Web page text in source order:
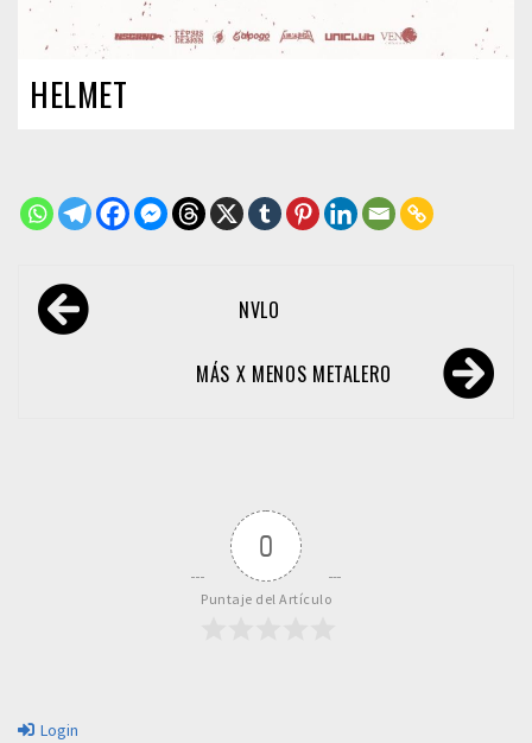
HELMET
Navegación
de NVLO
MÁS X MENOS METALERO
0
Puntaje del Artículo
Login